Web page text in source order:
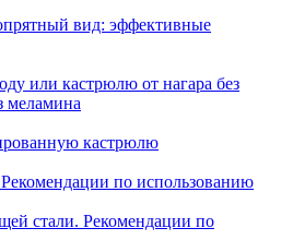
вид: эффективные
или кастрюлю от нагара без
меламина
кастрюлю
по использованию
стали. Рекомендации по